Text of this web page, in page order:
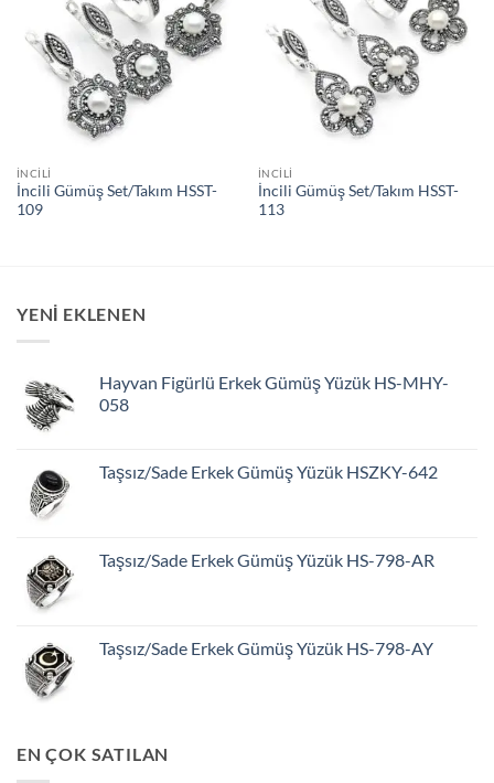
Listeme
Ekle
İNCILI
İncili Gümüş Set/Takım HSST-
109
Listeme
Ekle
İNCILI
İncili Gümüş Set/Takım HSST-
113
YENİ EKLENEN
Hayvan Figürlü Erkek Gümüş Yüzük HS-MHY-
058
Taşsız/Sade Erkek Gümüş Yüzük HSZKY-642
Taşsız/Sade Erkek Gümüş Yüzük HS-798-AR
Taşsız/Sade Erkek Gümüş Yüzük HS-798-AY
EN ÇOK SATILAN